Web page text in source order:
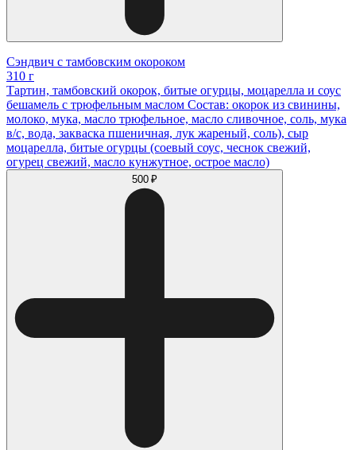
Сэндвич с тамбовским окороком
310 г
Тартин, тамбовский окорок, битые огурцы, моцарелла и соус
бешамель с трюфельным маслом Состав: окорок из свинины,
молоко, мука, масло трюфельное, масло сливочное, соль, мука
в/с, вода, закваска пшеничная, лук жареный, соль), сыр
моцарелла, битые огурцы (соевый соус, чеснок свежий,
огурец свежий, масло кунжутное, острое масло)
500 ₽